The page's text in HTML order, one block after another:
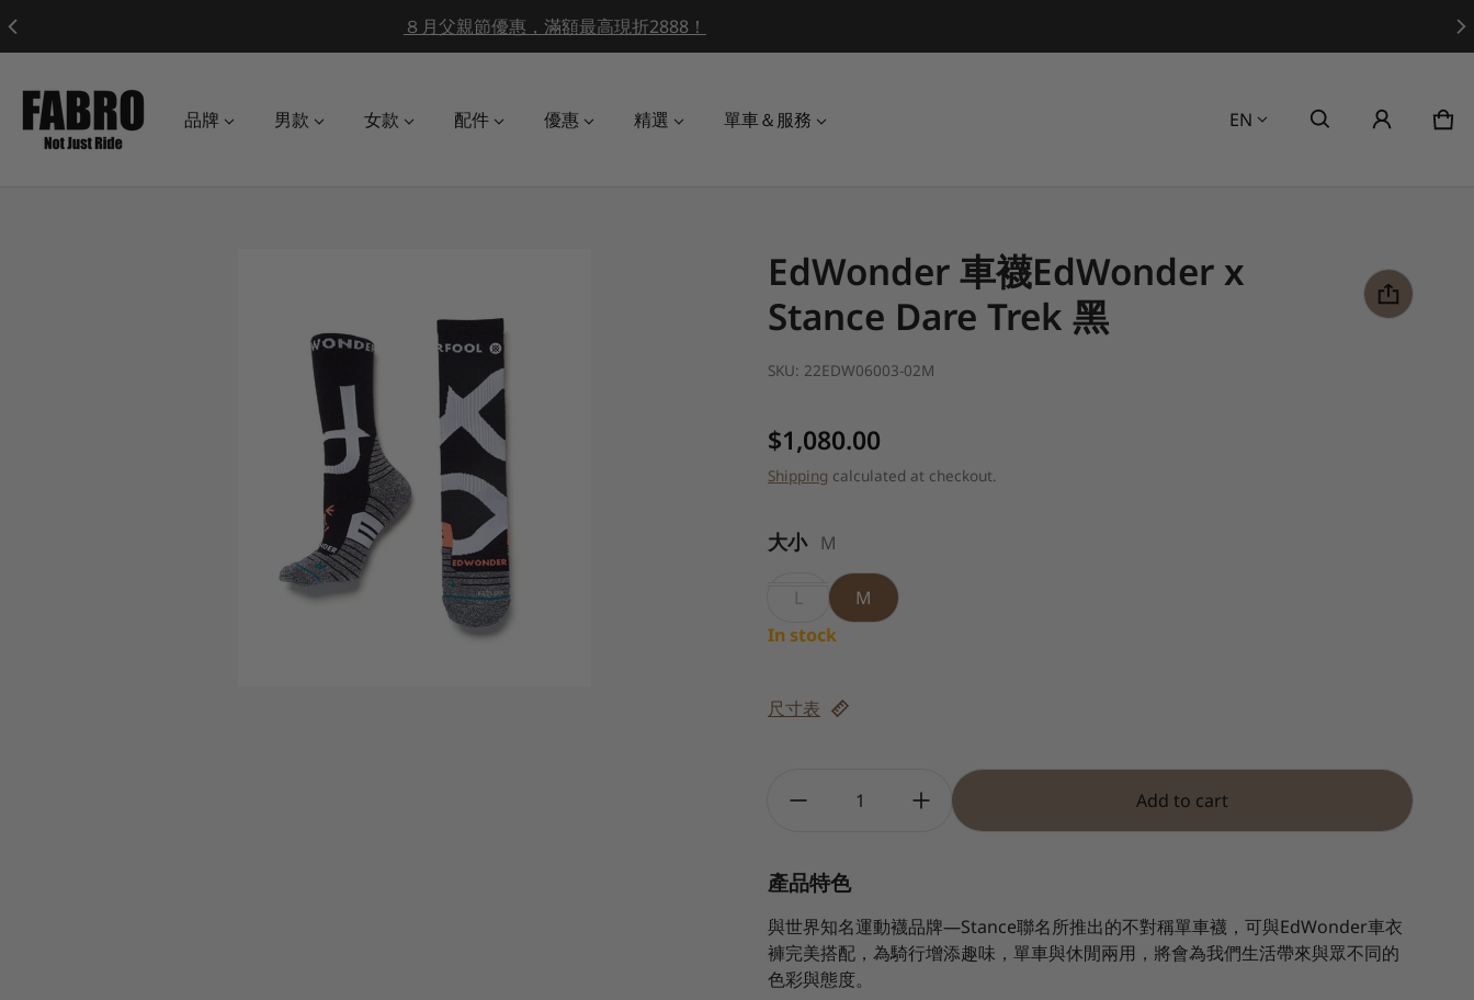
End Of Season Sale / 最低五折起！
品牌 男款 女款 配件 優惠 精選 單車＆服務 Language
EN 0
EdWonder 車襪EdWonder x
Stance Dare Trek 黑
SKU: 22EDW06003-02M
Regular price
$1,080.00
Shipping calculated at checkout.
大小 M
L
M
In stock
尺寸表
Add to cart
產品特色
與世界知名運動襪品牌—Stance聯名所推出的不對稱單車襪，可與EdWonder車衣
褲完美搭配，為騎行增添趣味，單車與休閒兩用，將會為我們生活帶來與眾不同的
色彩與態度。